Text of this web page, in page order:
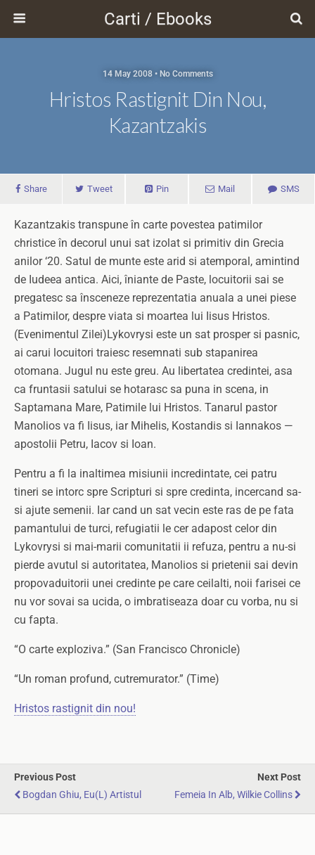
Carti / Ebooks
14 May 2008 • No Comments
Hristos Rastignit Din Nou,
Kazantzakis
Share Tweet Pin Mail SMS
Kazantzakis transpune în carte povestea patimilor
christice în decorul unui sat izolat si primitiv din Grecia
anilor ‘20. Satul de munte este arid si atemporal, amintind
de Iudeea antica. Aici, îniante de Paste, locuitorii sai se
pregatesc sa însceneze reprezentatia anuala a unei piese
a Patimilor, despre viata si moartea lui Iisus Hristos.
(Evenimentul Zilei)Lykovrysi este un sat prosper si pasnic,
ai carui locuitori traiesc resemnati sub stapanirea
otomana. Jugul nu este greu. Au libertatea credintei, asa
ca fruntasii satului se hotarasc sa puna in scena, in
Saptamana Mare, Patimile lui Hristos. Tanarul pastor
Manolios va fi Iisus, iar Mihelis, Kostandis si Iannakos —
apostolii Petru, Iacov si Ioan.
Pentru a fi la inaltimea misiunii incredintate, cei patru
tineri se intorc spre Scripturi si spre credinta, incercand sa-
si ajute semenii. Iar cand un sat vecin este ras de pe fata
pamantului de turci, refugiatii le cer adapost celor din
Lykovrysi si mai-marii comunitatii ii refuza, pentru a nu-si
pierde avutul si autoritatea, Manolios si prietenii sai devin
propovaduitorii unei credinte pe care ceilalti, noii farisei ce
nu vor sovai sa ucida, o imbratiseaza doar cu vorba, nu si
cu fapta.
“O carte exploziva.” (San Francisco Chronicle)
“Un roman profund, cutremurator.” (Time)
Hristos rastignit din nou!
Previous Post
Bogdan Ghiu, Eu(l) Artistul
Next Post
Femeia In Alb, Wilkie Collins